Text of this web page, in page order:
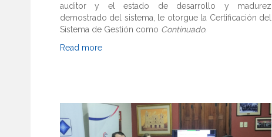
auditor y el estado de desarrollo y madurez
demostrado del sistema, le otorgue la Certificación del
Sistema de Gestión como Continuado.
Read more